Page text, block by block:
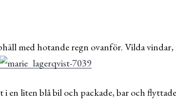
med hotande regn ovanför. Vilda
i en liten blå bil och packade, bar och